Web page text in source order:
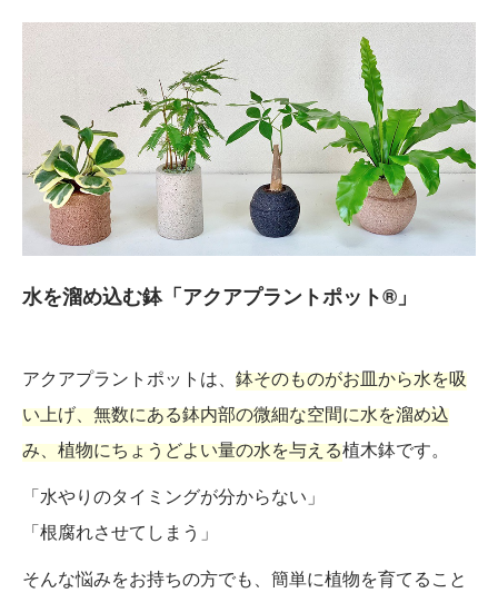
水を溜め込む鉢「アクアプラントポット®」
アクアプラントポットは、 鉢そのものがお皿から水を吸
い上げ、無数にある鉢内部の微細な空間に水を溜め込
み、植物にちょうどよい量の水を与える植木鉢です。
「水やりのタイミングが分からない」
「根腐れさせてしまう」
そんな悩みをお持ちの方でも、簡単に植物を育てること